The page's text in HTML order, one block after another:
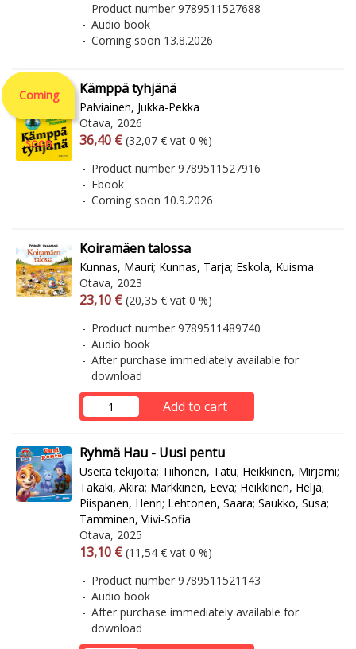
Product number 9789511527688
Audio book
Coming soon 13.8.2026
Coming
soon
Kämppä tyhjänä
Palviainen, Jukka-Pekka
Otava, 2026
Arvonlisäverollinen hinta
36,40 € Excl. vat
(32,07 € vat 0 %)
Product number 9789511527916
Ebook
Coming soon 10.9.2026
Koiramäen talossa
Kunnas, Mauri; Kunnas, Tarja; Eskola, Kuisma
Otava, 2023
Arvonlisäverollinen hinta
23,10 € Excl. vat
(20,35 € vat 0 %)
Product number 9789511489740
Audio book
After purchase immediately available for
download
Add to cart
Ryhmä Hau - Uusi pentu
Useita tekijöitä; Tiihonen, Tatu; Heikkinen, Mirjami;
Takaki, Akira; Markkinen, Eeva; Heikkinen, Heljä;
Piispanen, Henri; Lehtonen, Saara; Saukko, Susa;
Tamminen, Viivi-Sofia
Otava, 2025
Arvonlisäverollinen hinta
13,10 € Excl. vat
(11,54 € vat 0 %)
Product number 9789511521143
Audio book
After purchase immediately available for
download